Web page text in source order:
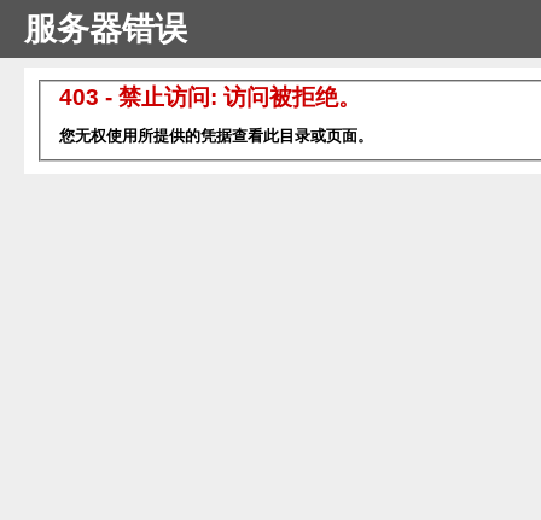
服务器错误
403 - 禁止访问: 访问被拒绝。
您无权使用所提供的凭据查看此目录或页面。